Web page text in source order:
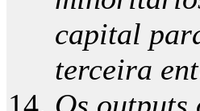
capital
terceira